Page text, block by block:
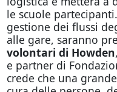
le scuole
gestione dei flussi
alle gare, saranno
volontari di Howden
e partner di
crede che una